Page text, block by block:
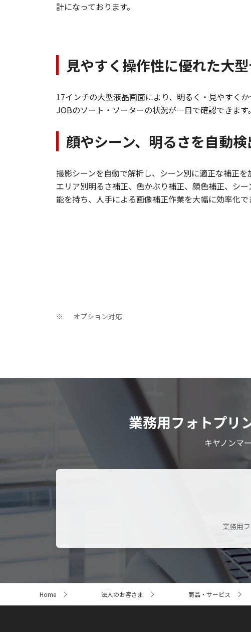
計になっております。
見やすく操作性に優れた大型
17インチの大型液晶画面により、明るく・見やすく
JOBのソート・ソーターの状況が一目で確認できます。
顔やシーン、明るさを自動
撮影シーンを自動で解析し、シーン別に適正な補正を
エリア別明るさ補正、色かぶり補正、顔色補正、シ
能を持ち、人手による画像補正作業を大幅に効率化で
※ オプション対応
業務用フォトプリ
キヤノンマ
業務用
ト
Home 法人のお客さま 商品・サービス